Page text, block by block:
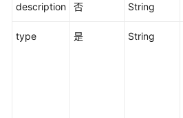
description 否 String
type 是 String